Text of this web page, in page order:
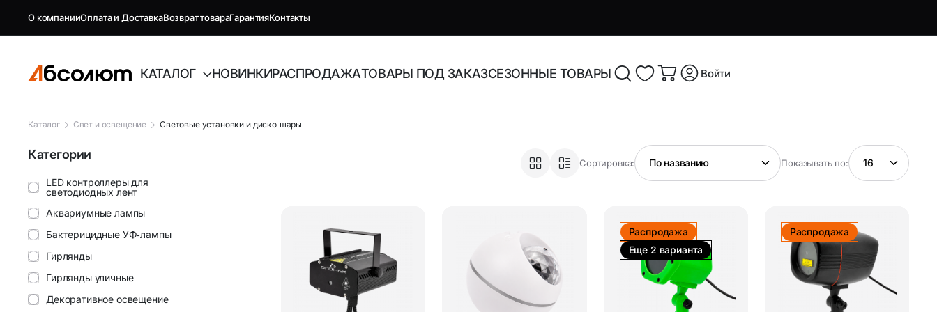
О компанииОплата и ДоставкаВозврат товараГарантияКонтакты
КАТАЛОГ
GSM репитеры, антенны и
комплектующие
Антенны GSM
Комплектующие GSM
Антенны и усилители для ТВ
Автовидеорегистраторы
Адаптеры, блоки питания и
универсальные
Инструменты и расходные
материалы
Аксессуары и устройства для
смартфонов
Беспроводные ЗУ
Кабели, переходники и ТВ-
компоненты
НОВИНКИРАСПРОДАЖАТОВАРЫ ПОД ЗАКАЗСЕЗОННЫЕ ТОВАРЫ Войти
Каталог Свет и освещение Световые установки и диско‑шары
Категории
LED контроллеры для
светодиодных лент
Аквариумные лампы
Бактерицидные УФ‑лампы
Гирлянды
Гирлянды уличные
Декоративное освещение
Сортировка: Показывать по:
Распродажа
Еще 2 варианта
Распродажа